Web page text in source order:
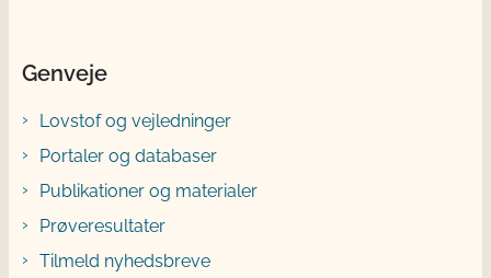
Genveje
Lovstof og vejledninger
Portaler og databaser
Publikationer og materialer
Prøveresultater
Tilmeld nyhedsbreve